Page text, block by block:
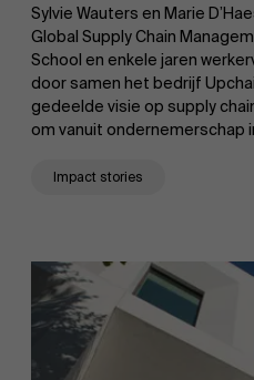
Sylvie Wauters en Marie
Global Supply Chain
School en enkele jaren
door samen het bedrijf
gedeelde visie op supply
om vanuit ondernemerschap
Impact stories